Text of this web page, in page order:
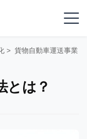
Menu
> 貨物自動車運送事業
とは？